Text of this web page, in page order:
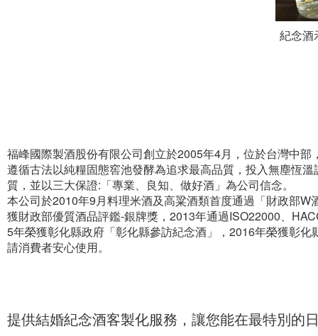
紀念酒
福峰國際製酒股份有限公司創立於2005年4月，位於台灣中
遵循古法以純糧固態窖池發酵為追求最高品質，投入無塵恆
質，並以三大保證:「專業、良知、做好酒」為公司信念。
本公司於2010年9月料理米酒及高粱酒類首度通過「財政部
獲財政部優質酒品評鑑-銀牌獎，2013年通過ISO22000、
5年榮獲彰化縣政府「彰化縣參訪紀念酒」，2016年榮獲彰
請消費者安心使用。
提供結婚紀念酒客製化服務，讓您能在最特別的